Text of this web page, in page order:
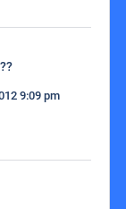
9:09 pm